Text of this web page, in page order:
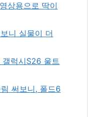
상용으로 딱이
니 실물이 더
갤럭시S26 울트
써보니, 폴드6